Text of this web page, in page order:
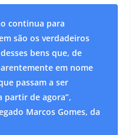
continua para
são os verdadeiros
bens que, de
em nome
passam a ser
partir de agora”,
Marcos Gomes, da